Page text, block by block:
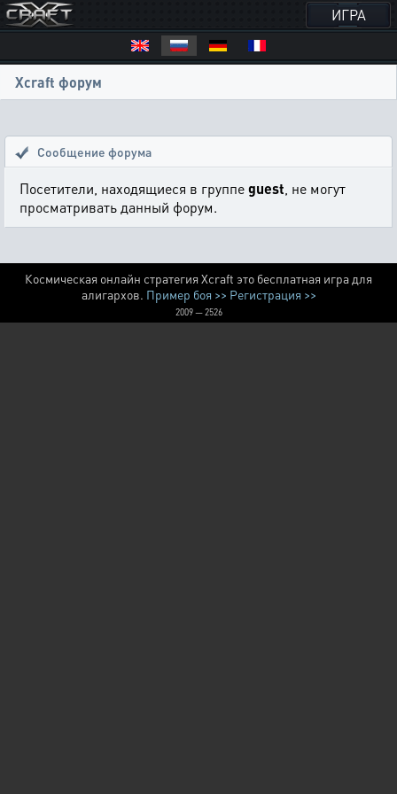
ИГРА
Xcraft форум
Сообщение форума
Посетители, находящиеся в группеguest , не могут
просматривать данный форум.
Космическая онлайн стратегия Xcraft это бесплатная игра для
алигархов. Пример боя >> Регистрация >>
2009 — 2526